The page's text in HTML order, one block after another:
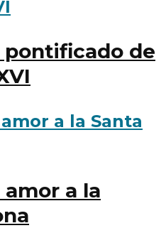
pontificado de
a la